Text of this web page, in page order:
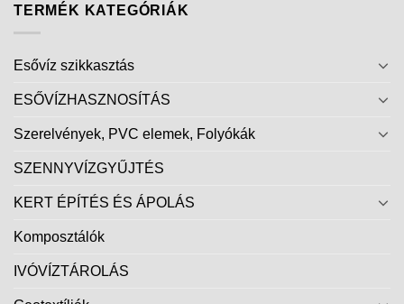
TERMÉK KATEGÓRIÁK
Esővíz szikkasztás
ESŐVÍZHASZNOSÍTÁS
Szerelvények, PVC elemek, Folyókák
SZENNYVÍZGYŰJTÉS
KERT ÉPÍTÉS ÉS ÁPOLÁS
Komposztálók
IVÓVÍZTÁROLÁS